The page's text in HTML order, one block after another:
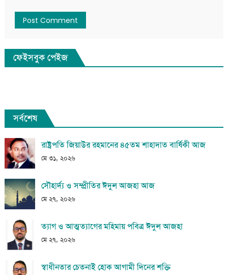
ফেইসবুক পেইজ
সর্বশেষ
রাষ্ট্রপতি জিয়াউর রহমানের ৪৫তম শাহাদাত বার্ষিকী আজ
মে ৩১, ২০২৬
সৌহার্দ্য ও সম্প্রীতির ঈদুল আজহা আজ
মে ২৭, ২০২৬
ত্যাগ ও আত্মত্যাগের মহিমায় পবিত্র ঈদুল আজহা
মে ২৭, ২০২৬
স্বাধীনতার চেতনাই হোক আগামী দিনের শক্তি